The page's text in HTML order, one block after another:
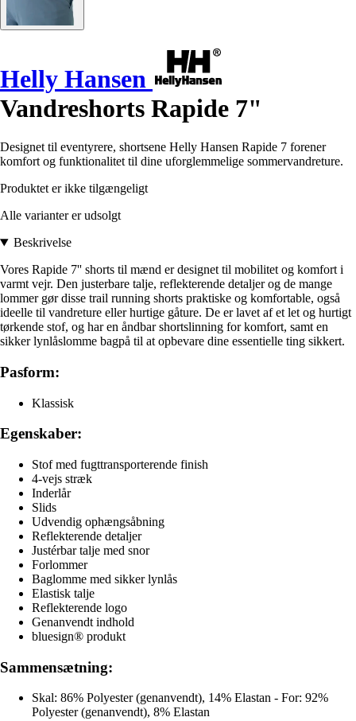
Helly Hansen
Vandreshorts Rapide 7"
Designet til eventyrere, shortsene Helly Hansen Rapide 7 forener
komfort og funktionalitet til dine uforglemmelige sommervandreture.
Produktet er ikke tilgængeligt
Alle varianter er udsolgt
Beskrivelse
Vores Rapide 7'' shorts til mænd er designet til mobilitet og komfort i
varmt vejr. Den justerbare talje, reflekterende detaljer og de mange
lommer gør disse trail running shorts praktiske og komfortable, også
ideelle til vandreture eller hurtige gåture. De er lavet af et let og hurtigt
tørkende stof, og har en åndbar shortslinning for komfort, samt en
sikker lynlåslomme bagpå til at opbevare dine essentielle ting sikkert.
Pasform:
Klassisk
Egenskaber:
Stof med fugttransporterende finish
4-vejs stræk
Inderlår
Slids
Udvendig ophængsåbning
Reflekterende detaljer
Justérbar talje med snor
Forlommer
Baglomme med sikker lynlås
Elastisk talje
Reflekterende logo
Genanvendt indhold
bluesign® produkt
Sammensætning:
Skal: 86% Polyester (genanvendt), 14% Elastan - For: 92%
Polyester (genanvendt), 8% Elastan